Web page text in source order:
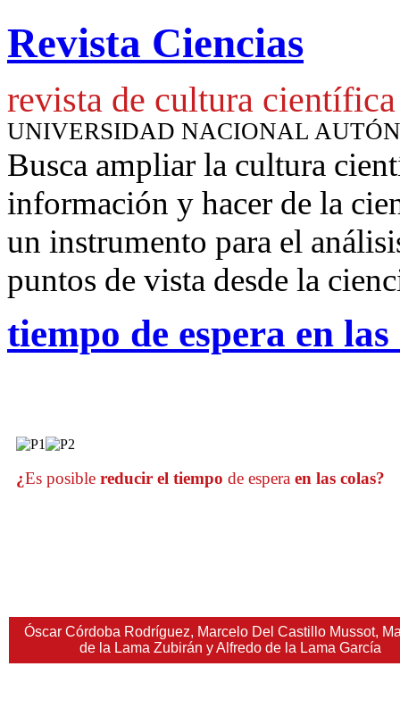
Revista Ciencias
revista de cultura científica
UNIVERSIDAD NACIONAL
Busca ampliar la cultura
información y hacer de la
un instrumento para el
puntos de vista desde la
tiempo de espera en las
¿Es posible reducir el tiempo de espera en las colas?
Óscar Córdoba Rodríguez, Marcelo Del Castillo Mussot,
de la Lama Zubirán y Alfredo de la Lama García